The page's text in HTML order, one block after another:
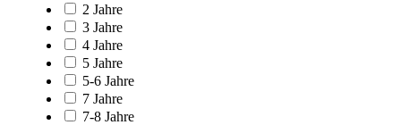
2 Jahre
3 Jahre
4 Jahre
5 Jahre
5-6 Jahre
7 Jahre
7-8 Jahre